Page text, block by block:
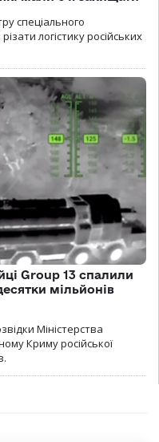
спеціального
логістику російських
Group 13 спалили
мільйонів
Міністерства
Криму російської